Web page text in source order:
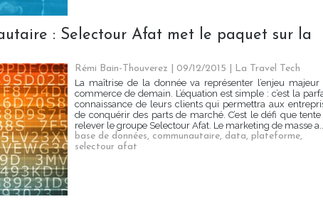
: Selectour Afat met le paquet sur la
Rémi Bain-Thouverez | 09/12/2015
La Travel Tech
La maîtrise de la donnée va représenter l’enjeu majeur
commerce de demain. L’équation est simple : c’est la
connaissance de leurs clients qui permettra aux
de conquérir des parts de marché. C’est le défi que
relever le groupe Selectour Afat. Le marketing de masse
base de données, communautaire, data, plateforme,
selectour afat